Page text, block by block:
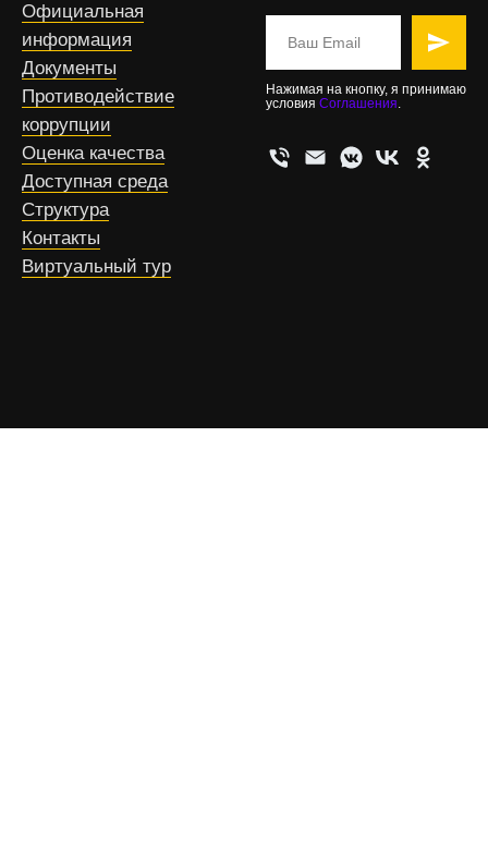
Официальная
информация
Документы
Противодействие
коррупции
Оценка качества
Доступная среда
Структура
Контакты
Виртуальный тур
Нажимая на кнопку, я принимаю
условия Соглашения.